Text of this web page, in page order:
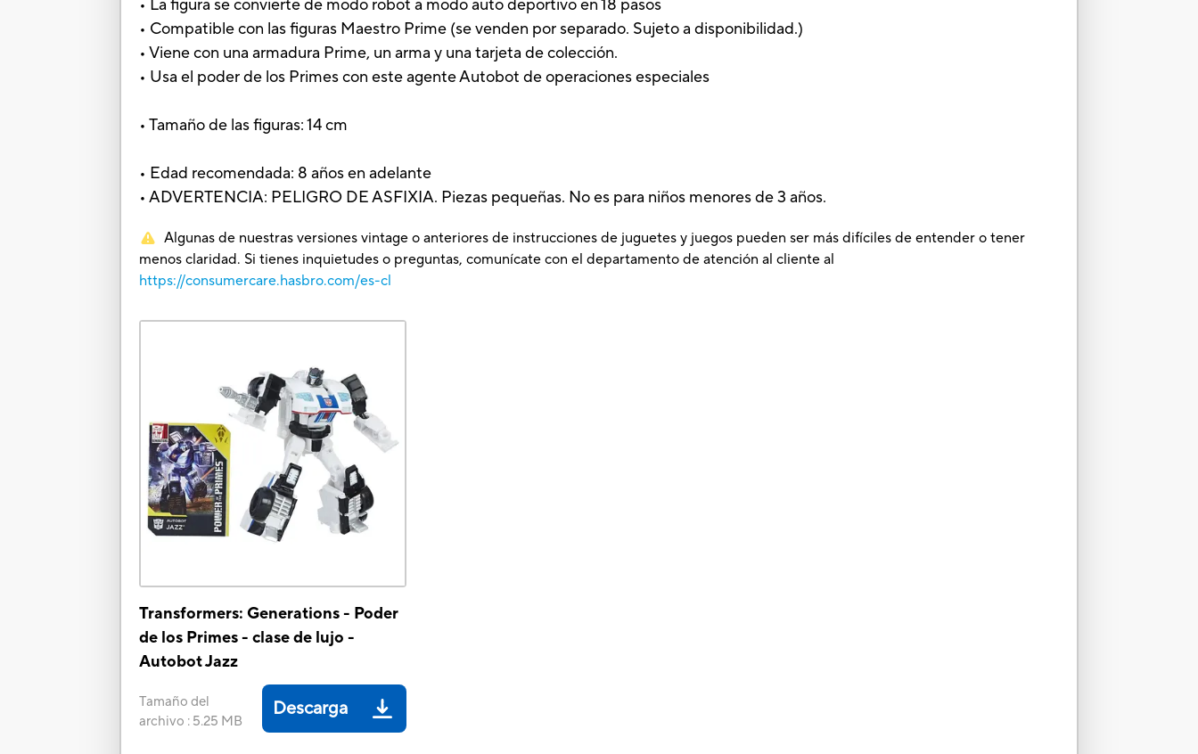
• La figura se convierte de modo robot a modo auto deportivo en 18 pasos
• Compatible con las figuras Maestro Prime (se venden por separado. Sujeto a disponibilidad.)
• Viene con una armadura Prime, un arma y una tarjeta de colección.
• Usa el poder de los Primes con este agente Autobot de operaciones especiales
• Tamaño de las figuras: 14 cm
• Edad recomendada: 8 años en adelante
• ADVERTENCIA: PELIGRO DE ASFIXIA. Piezas pequeñas. No es para niños menores de 3 años.
Algunas de nuestras versiones vintage o anteriores de instrucciones de juguetes y juegos pueden ser más difíciles de entender o tener
menos claridad. Si tienes inquietudes o preguntas, comunícate con el departamento de atención al cliente al
https://consumercare.hasbro.com/es-cl
Transformers: Generations - Poder
de los Primes - clase de lujo -
Autobot Jazz
Tamaño del
archivo : 5.25 MB
Descarga